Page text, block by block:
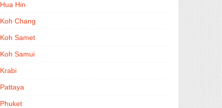
Hua Hin
Koh Chang
Koh Samet
Koh Samui
Krabi
Pattaya
Phuket